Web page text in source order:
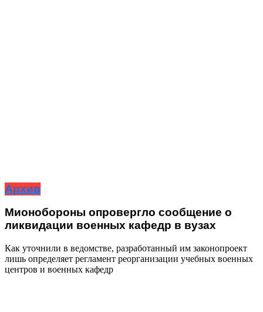
Архив
Мионобороны опровергло сообщение о
ликвидации военных кафедр в вузах
Как уточнили в ведомстве, разработанный им законопроект
лишь определяет регламент реорганизации учебных военных
центров и военных кафедр